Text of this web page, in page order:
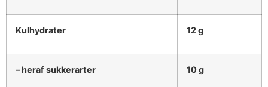
Kulhydrater 12 g
– heraf sukkerarter 10 g